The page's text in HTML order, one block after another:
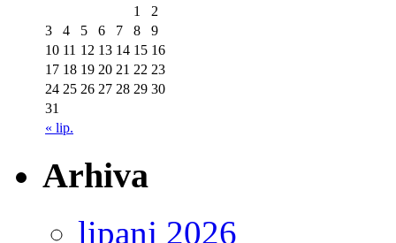
« lip.
1
2
3
4 5 6 7 8
9
10 11 12 13 14 15 16
17 18 19 20 21 22 23
24 25 26 27 28 29 30
31
Arhiva
lipanj 2026